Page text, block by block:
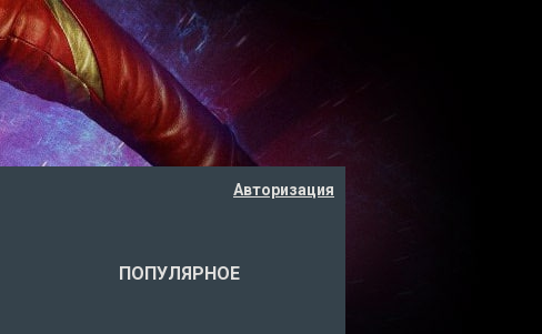
Авторизация
ПОПУЛЯРНОЕ